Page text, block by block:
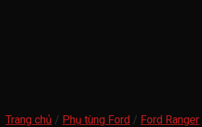
Trang chủ / Phụ tùng Ford / Ford Ranger